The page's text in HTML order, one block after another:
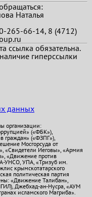
Наталья
265-66-14, 8 (4712)
ссылка обязательна.
гиперссылки
данных
организации:
(«ФБК»),
граждан» («ФЗПГ»),
Мосгорсуда от
«Свидетели Иеговы», «Армия
«Движение против
УНСО, УПА, «Тризуб им.
крымскотатарского
политическая партия
«Движение Талибан»,
Джебхад-ан-Нусра, «АУМ
исламского Магриба».